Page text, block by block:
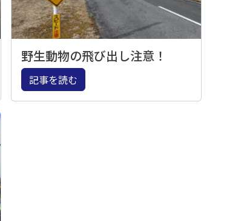
野生動物の飛び出し注意！
記事を読む